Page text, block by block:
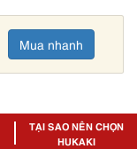
Mua nhanh
TẠI SAO NÊN CHỌN
HUKAKI